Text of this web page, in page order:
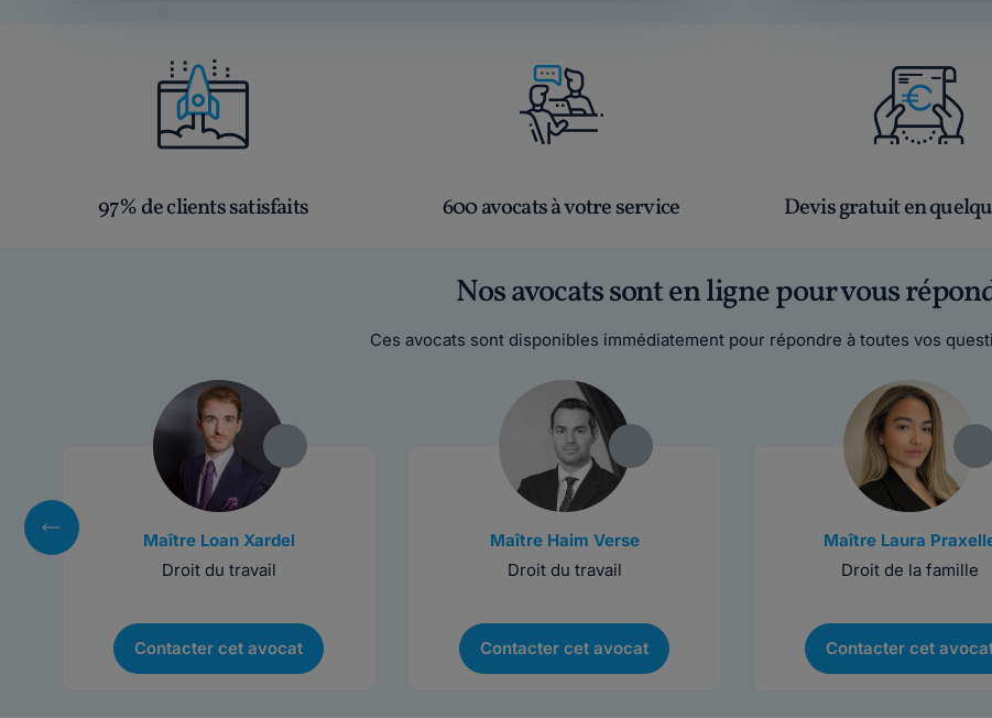
97% de clients satisfaits 600 avocats à votre service Devis gratuit en
Nos avocats sont en ligne pour vous
Ces avocats sont disponibles immédiatement pour répondre à toutes vos
Maître Loan Xardel
Droit du travail
Contacter cet avocat
Maître Haim Verse
Droit du travail
Contacter cet avocat
Maître Laura
Droit de la famille
Contacter cet